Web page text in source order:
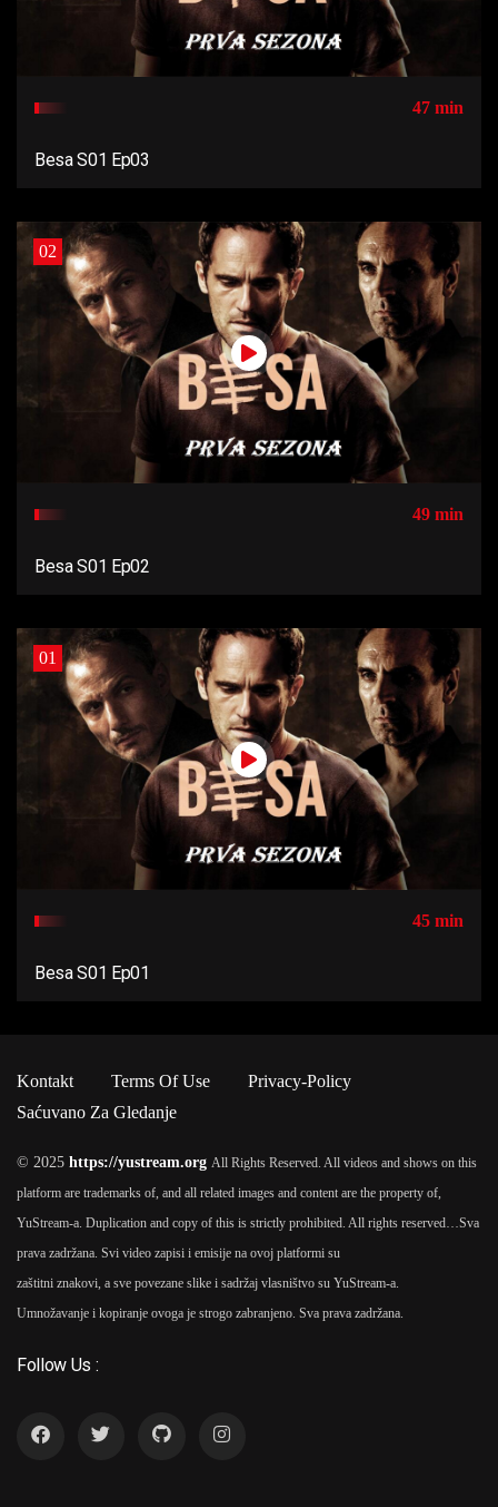
47 min
Besa S01 Ep03
02
49 min
Besa S01 Ep02
01
45 min
Besa S01 Ep01
Kontakt Terms Of Use
Privacy-Policy
Saćuvano Za Gledanje
© 2025 https://yustream.org All Rights Reserved. All videos and shows on this
platform are trademarks of, and all related images and content are the property of,
YuStream-a. Duplication and copy of this is strictly prohibited. All rights reserved…Sva
prava zadržana. Svi video zapisi i emisije na ovoj platformi su
zaštitni znakovi, a sve povezane slike i sadržaj vlasništvo su YuStream-a.
Umnožavanje i kopiranje ovoga je strogo zabranjeno. Sva prava zadržana.
Follow Us :